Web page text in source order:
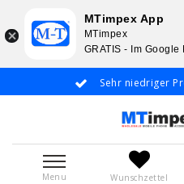
Sehr niedriger
Menu Wunschzettel
MTimpex App
MTimpex
GRATIS - Im Google